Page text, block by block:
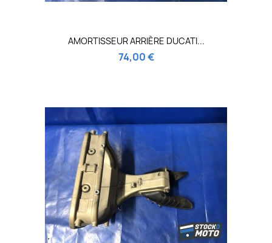
AMORTISSEUR ARRIÈRE DUCATI...
74,00 €